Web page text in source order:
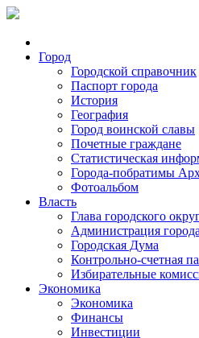
Город
Городской справочник
Паспорт города
История
География
Город воинской славы
Почетные граждане
Статистическая
Города-побратимы
Фотоальбом
Власть
Глава городского
Администрация города
Городская Дума
Контрольно-счетная
Избирательные
Экономика
Экономика
Финансы
Инвестиции